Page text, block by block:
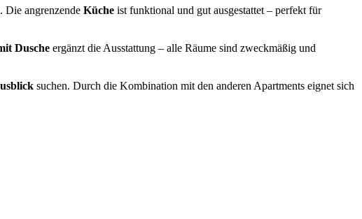
Die angrenzende Küche ist funktional und gut ausgestattet – perfekt für
Dusche ergänzt die Ausstattung – alle Räume sind zweckmäßig und
suchen. Durch die Kombination mit den anderen Apartments eignet sich